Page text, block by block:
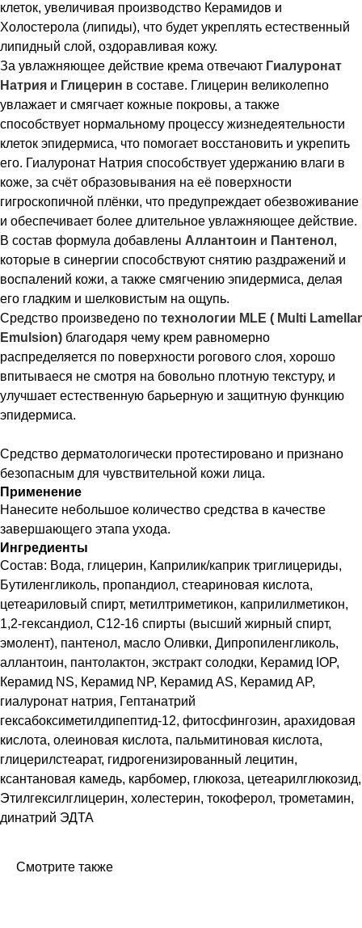
клеток, увеличивая производство Керамидов и
Холостерола (липиды), что будет укреплять естественный
липидный слой, оздоравливая кожу.
За увлажняющее действие крема отвечают Гиалуронат
Натрия и Глицерин в составе. Глицерин великолепно
увлажает и смягчает кожные покровы, а также
способствует нормальному процессу жизнедеятельности
клеток эпидермиса, что помогает восстановить и укрепить
его. Гиалуронат Натрия способствует удержанию влаги в
коже, за счёт образовывания на её поверхности
гигроскопичной плёнки, что предупреждает обезвоживание
и обеспечивает более длительное увлажняющее действие.
В состав формула добавлены Аллантоин и Пантенол,
которые в синергии способствуют снятию раздражений и
воспалений кожи, а также смягчению эпидермиса, делая
его гладким и шелковистым на ощупь.
Средство произведено по технологии MLE ( Multi Lamellar
Emulsion) благодаря чему крем равномерно
распределяется по поверхности рогового слоя, хорошо
впитываеся не смотря на бовольно плотную текстуру, и
улучшает естественную барьерную и защитную функцию
эпидермиса.
Средство дерматологически протестировано и признано
безопасным для чувствительной кожи лица.
Применение
Нанесите небольшое количество средства в качестве
завершающего этапа ухода.
Ингредиенты
Состав: Вода, глицерин, Каприлик/каприк триглицериды,
Бутиленгликоль, пропандиол, стеариновая кислота,
цетеариловый спирт, метилтриметикон, каприлилметикон,
1,2-гександиол, C12-16 спирты (высший жирный спирт,
эмолент), пантенол, масло Оливки, Дипропиленгликоль,
аллантоин, пантолактон, экстракт солодки, Керамид IOP,
Керамид NS, Керамид NP, Керамид AS, Керамид AP,
гиалуронат натрия, Гептанатрий
гексабоксиметилдипептид-12, фитосфингозин, арахидовая
кислота, олеиновая кислота, пальмитиновая кислота,
глицерилстеарат, гидрогенизированный лецитин,
ксантановая камедь, карбомер, глюкоза, цетеарилглюкозид,
Этилгексилглицерин, холестерин, токоферол, трометамин,
динатрий ЭДТА
Смотрите также